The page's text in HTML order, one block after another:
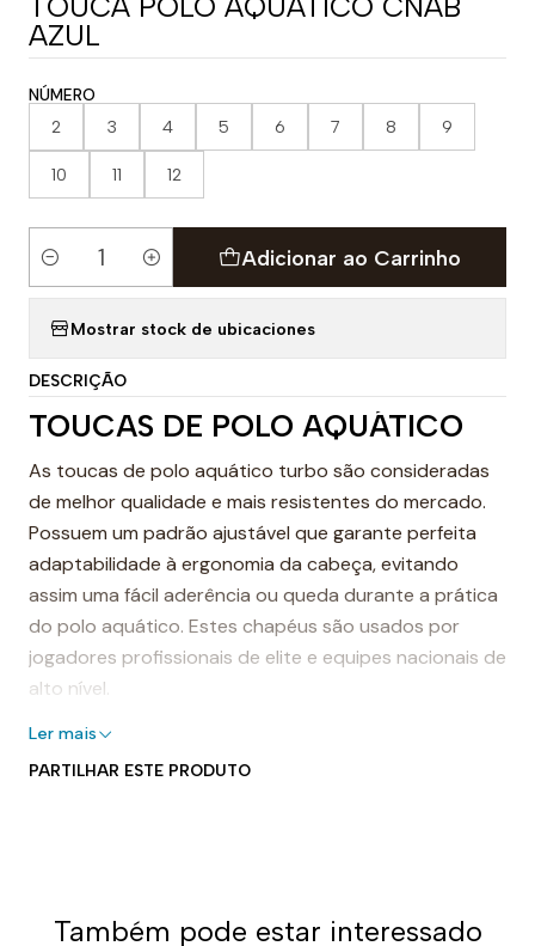
AZUL
NÚMERO
2 3 4 5 6 7 8 9
10 11 12
Quantidade
Adicionar ao Carrinho
Mostrar stock de ubicaciones
DESCRIÇÃO
TOUCAS DE POLO AQUÁTICO
As toucas de polo aquático turbo são consideradas
de melhor qualidade e mais resistentes do mercado.
Possuem um padrão ajustável que garante perfeita
adaptabilidade à ergonomia da cabeça, evitando
assim uma fácil aderência ou queda durante a prática
do polo aquático. Estes chapéus são usados por
jogadores profissionais de elite e equipes nacionais de
alto nível.
Touca de polo aquático turbo
uso.
Ler mais
PARTILHAR ESTE PRODUTO
Também pode estar interessado